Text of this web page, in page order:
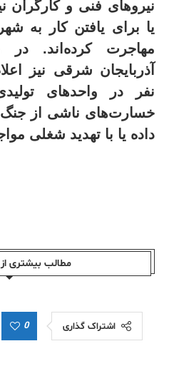
نیروهای فنی و کارگران
یا برای یافتن کار به
مهاجرت کرده‌اند.
در
آذربایجان شرقی نیز
نفر در واحدهای
خسارت‌های ناشی از
داده یا با تهدید شغلی
مطالب بیشتری
اشتراک گذاری 0